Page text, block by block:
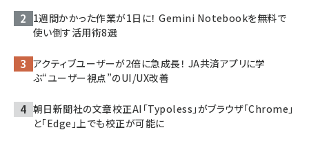
1週間かかった作業が1日に！ Gemini Notebookを無料で
使い倒す活用術8選
アクティブユーザーが2倍に急成長！ JA共済アプリに学
ぶ“ユーザー視点”のUI/UX改善
朝日新聞社の文章校正AI「Typoless」がブラウザ「Chrome」
と「Edge」上でも校正が可能に